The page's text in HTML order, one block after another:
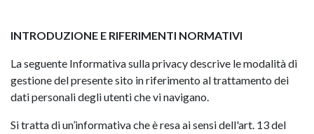
INTRODUZIONE E RIFERIMENTI NORMATIVI
La seguente Informativa sulla privacy descrive le modalità di
gestione del presente sito in riferimento al trattamento dei
dati personali degli utenti che vi navigano.
Si tratta di un’informativa che è resa ai sensi dell'art. 13 del